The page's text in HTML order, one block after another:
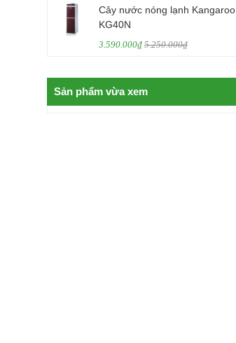
Cây nước nóng lạnh Kangaroo
KG40N
3.590.000₫ 5.250.000₫
Sản phẩm vừa xem